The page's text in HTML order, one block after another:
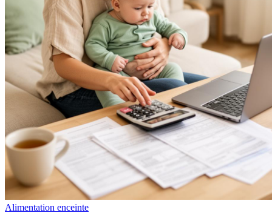
Alimentation enceinte